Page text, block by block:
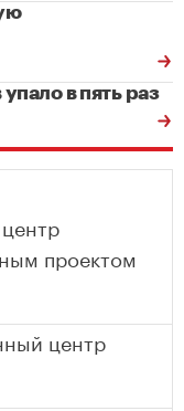
в пять раз
проектом
центр